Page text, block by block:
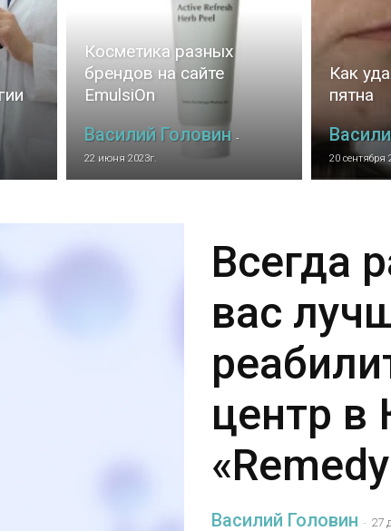
здоровье
Косметика разных
брендов на сайте
EmulsiOn
Василий Головин -
22 июня 2023г.
Как
пятна
20 сентября
Всегда
вас
центр в
Василий Головин - 27